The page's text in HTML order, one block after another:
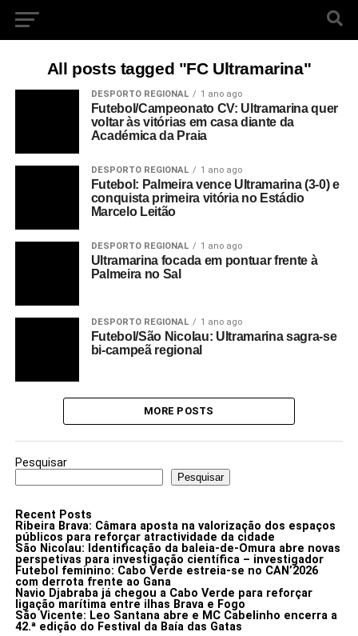
All posts tagged "FC Ultramarina"
DESPORTO REGIONAL 1 ano ago
Futebol/Campeonato CV: Ultramarina quer
voltar às vitórias em casa diante da
Académica da Praia
DESPORTO REGIONAL 1 ano ago
Futebol: Palmeira vence Ultramarina (3-0) e
conquista primeira vitória no Estádio
Marcelo Leitão
DESPORTO REGIONAL 1 ano ago
Ultramarina focada em pontuar frente à
Palmeira no Sal
DESPORTO REGIONAL 1 ano ago
Futebol/São Nicolau: Ultramarina sagra-se
bi-campeã regional
MORE POSTS
Pesquisar
Pesquisar
Recent Posts
Ribeira Brava: Câmara aposta na valorização dos espaços
públicos para reforçar atractividade da cidade
São Nicolau: Identificação da baleia-de-Omura abre novas
perspetivas para investigação científica – investigador
Futebol feminino: Cabo Verde estreia-se no CAN’2026
com derrota frente ao Gana
Navio Djabraba já chegou a Cabo Verde para reforçar
ligação marítima entre ilhas Brava e Fogo
São Vicente: Leo Santana abre e MC Cabelinho encerra a
42.ª edição do Festival da Baía das Gatas